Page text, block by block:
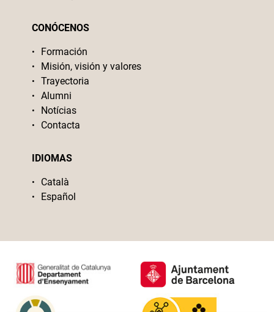
CONÓCENOS
Formación
Misión, visión y valores
Trayectoria
Alumni
Notícias
Contacta
IDIOMAS
Català
Español